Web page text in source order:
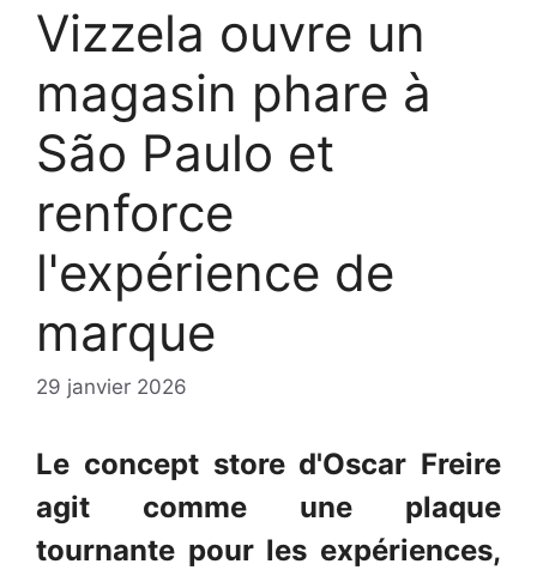
Vizzela ouvre un
magasin phare à
São Paulo et
renforce
l'expérience de
marque
29 janvier 2026
Le concept store d'Oscar Freire
agit comme une plaque
tournante pour les expériences,